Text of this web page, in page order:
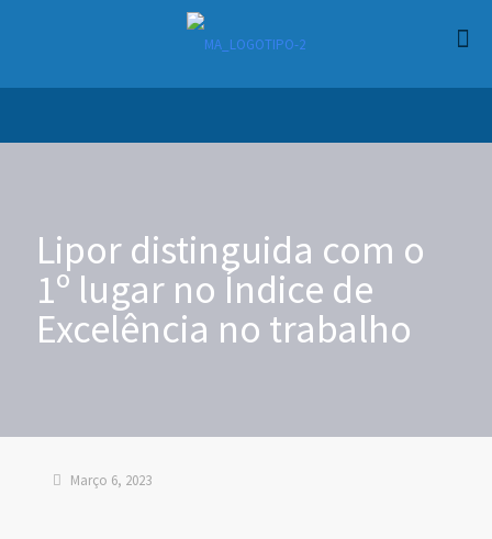
Lipor distinguida com o
1º lugar no Índice de
Excelência no trabalho
Março 6, 2023